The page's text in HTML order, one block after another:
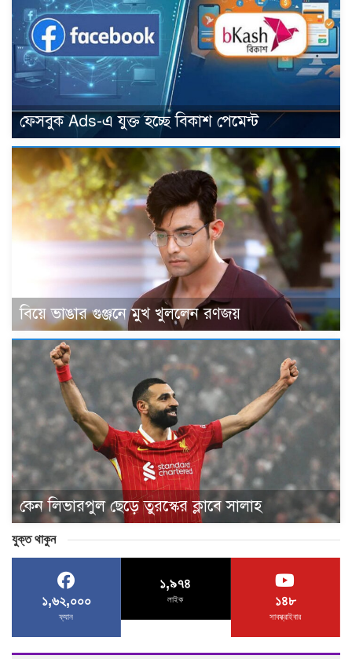
ফেসবুক Ads-এ যুক্ত হচ্ছে বিকাশ পেমেন্ট
বিয়ে ভাঙার গুঞ্জনে মুখ খুললেন রণজয়
কেন লিভারপুল ছেড়ে তুরস্কের ক্লাবে সালাহ
যুক্ত থাকুন
১,৬২,০০০
ফ্যান
১,৯৭৪
লাইক ১৪৮
সাবস্ক্রাইবার